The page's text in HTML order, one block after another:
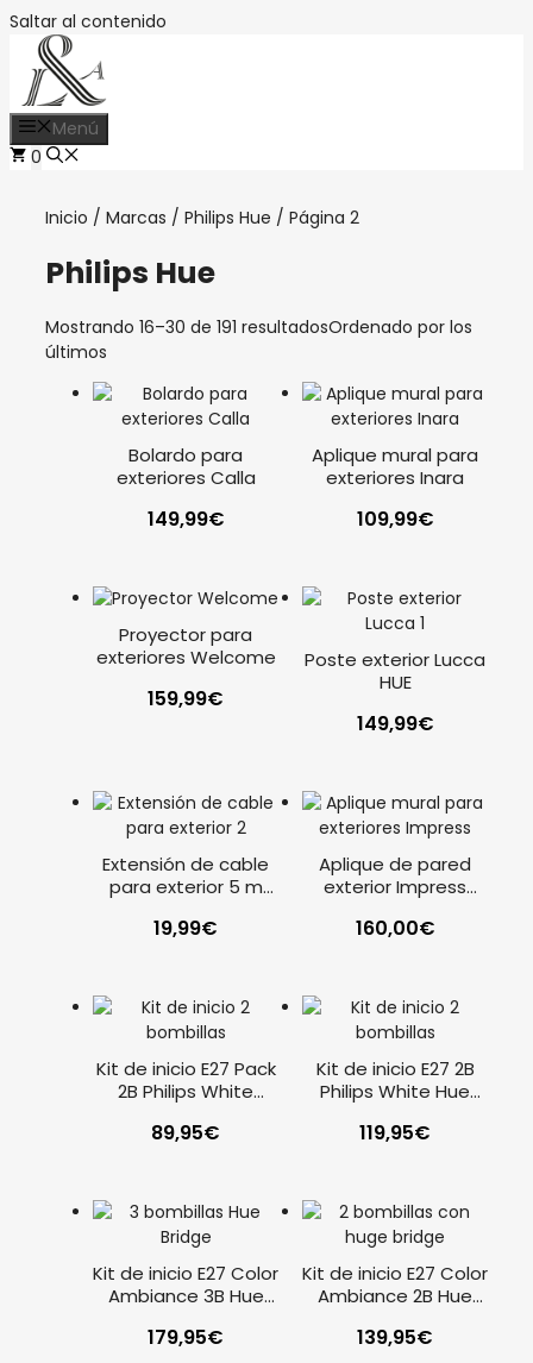
Saltar al contenido
Menú
0
Inicio / Marcas / Philips Hue / Página 2
Philips Hue
Mostrando 16–30 de 191 resultadosOrdenado por los
últimos
Bolardo para
exteriores Calla
149,99€
Aplique mural para
exteriores Inara
109,99€
Proyector para
exteriores Welcome
159,99€
Poste exterior Lucca
HUE
149,99€
Extensión de cable
para exterior 5 m
19,99€
Aplique de pared
exterior Impress
160,00€
Kit de inicio E27 Pack
2B Philips White
89,95€
Kit de inicio E27 2B
Philips White Hue
119,95€
Kit de inicio E27 Color
Ambiance 3B Hue
179,95€
Kit de inicio E27 Color
Ambiance 2B Hue
139,95€